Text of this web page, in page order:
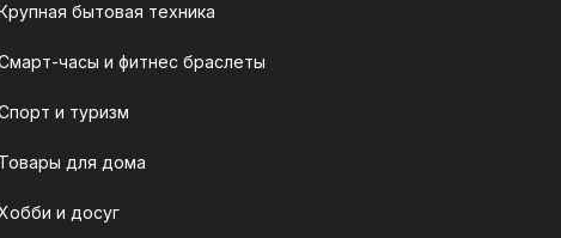
бытовая техника
часы и фитнес браслеты
и туризм
Товары для дома
и досуг